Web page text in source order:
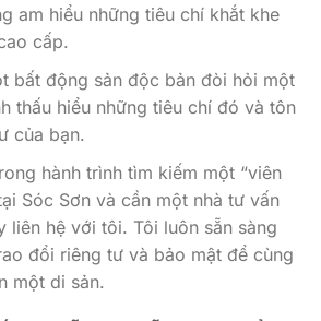
am hiểu những tiêu chí khắt khe
cấp.
bất động sản độc bản đòi hỏi một
thấu hiểu những tiêu chí đó và tôn
của bạn.
hành trình tìm kiếm một “viên
Sóc Sơn và cần một nhà tư vấn
liên hệ với tôi. Tôi luôn sẵn sàng
đổi riêng tư và bảo mật để cùng
một di sản.